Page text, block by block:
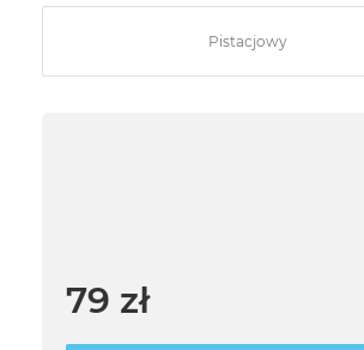
Pistacjowy
79 zł